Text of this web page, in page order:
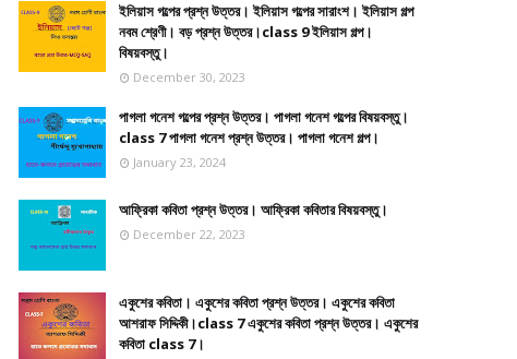
ইলিয়াস গল্পের প্রশ্ন উত্তর। ইলিয়াস গল্পের সারাংশ। ইলিয়াস গল্প
নবম শ্রেণী। বড় প্রশ্ন উত্তর।class 9 ইলিয়াস গল্প।
বিষয়বস্তু।
December 30, 2023
পাগলা গনেশ গল্পের প্রশ্ন উত্তর। পাগলা গনেশ গল্পের বিষয়বস্তু।
class 7 পাগলা গনেশ প্রশ্ন উত্তর। পাগলা গনেশ গল্প।
January 23, 2024
আফ্রিকা কবিতা প্রশ্ন উত্তর। আফ্রিকা কবিতার বিষয়বস্তু।
December 22, 2023
একুশের কবিতা। একুশের কবিতা প্রশ্ন উত্তর। একুশের কবিতা
আশরাফ সিদ্দিকী।class 7 একুশের কবিতা প্রশ্ন উত্তর। একুশের
কবিতা class 7।